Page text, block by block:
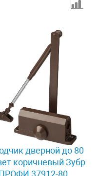
дверной до 80
коричневый Зубр
37912-80